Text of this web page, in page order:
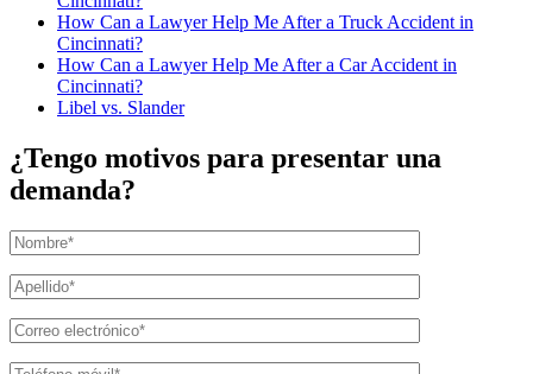
How Can a Lawyer Help Me After a Truck Accident in
Cincinnati?
How Can a Lawyer Help Me After a Car Accident in
Cincinnati?
Libel vs. Slander
¿Tengo motivos para presentar una
demanda?